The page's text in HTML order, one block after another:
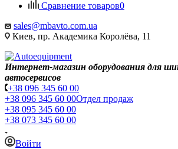
Сравнение товаров0
sales@mbavto.com.ua
Киев, пр. Академика Королёва, 11
Интернет-магазин оборудования для
автосервисов
+38 096 345 60 00
+38 096 345 60 00Отдел продаж
+38 095 345 60 00
+38 073 345 60 00
Войти